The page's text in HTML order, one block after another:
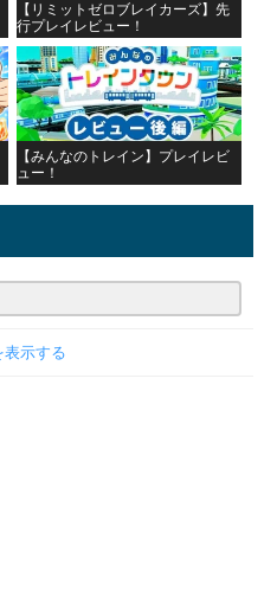
【リミットゼロブレイカーズ】先
行プレイレビュー！
【みんなのトレイン】プレイレビ
ュー！
表示する